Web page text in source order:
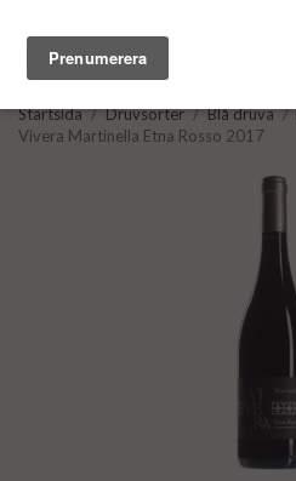
Startsida / Druvsorter / Blå druva /
Vivera Martinella Etna Rosso 2017